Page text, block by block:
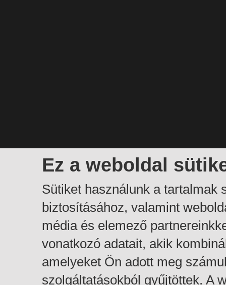
Ez a weboldal
Sütiket használunk a tartalmak
biztosításához, valamint
média és elemező
vonatkozó adatait, akik
amelyeket Ön adott meg
szolgáltatásokból gyűjtöttek. A